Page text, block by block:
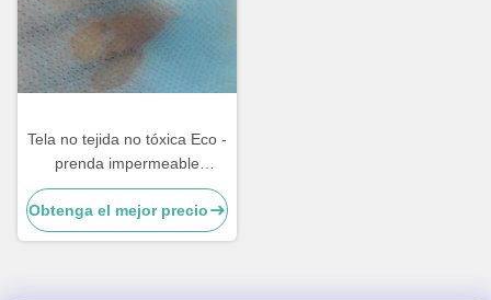
Tela no tejida no tóxica Eco -
prenda impermeable
hidrofóbica amistosa de
SMS para los pañales
Obtenga el mejor precio